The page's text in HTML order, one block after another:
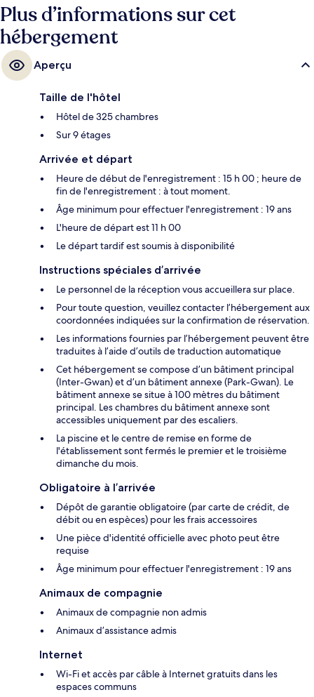
Plus d’informations sur cet
hébergement
Aperçu
Taille de l'hôtel
Hôtel de 325 chambres
Sur 9 étages
Arrivée et départ
Heure de début de l'enregistrement : 15 h 00 ; heure de
fin de l'enregistrement : à tout moment.
Âge minimum pour effectuer l'enregistrement : 19 ans
L'heure de départ est 11 h 00
Le départ tardif est soumis à disponibilité
Instructions spéciales d’arrivée
Le personnel de la réception vous accueillera sur place.
Pour toute question, veuillez contacter l’hébergement aux
coordonnées indiquées sur la confirmation de réservation.
Les informations fournies par l’hébergement peuvent être
traduites à l’aide d’outils de traduction automatique
Cet hébergement se compose d’un bâtiment principal
(Inter-Gwan) et d’un bâtiment annexe (Park-Gwan). Le
bâtiment annexe se situe à 100 mètres du bâtiment
principal. Les chambres du bâtiment annexe sont
accessibles uniquement par des escaliers.
La piscine et le centre de remise en forme de
l'établissement sont fermés le premier et le troisième
dimanche du mois.
Obligatoire à l’arrivée
Dépôt de garantie obligatoire (par carte de crédit, de
débit ou en espèces) pour les frais accessoires
Une pièce d'identité officielle avec photo peut être
requise
Âge minimum pour effectuer l'enregistrement : 19 ans
Animaux de compagnie
Animaux de compagnie non admis
Animaux d’assistance admis
Internet
Wi-Fi et accès par câble à Internet gratuits dans les
espaces communs